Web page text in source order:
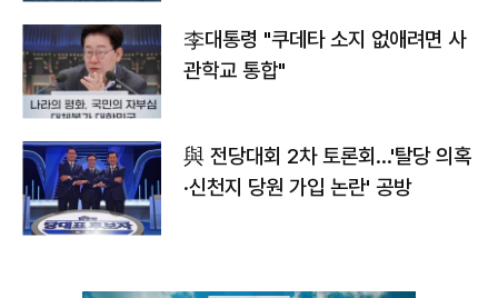
李대통령 "쿠데타 소지 없애려면 사
관학교 통합"
與 전당대회 2차 토론회…'탈당 의혹
·신천지 당원 가입 논란' 공방